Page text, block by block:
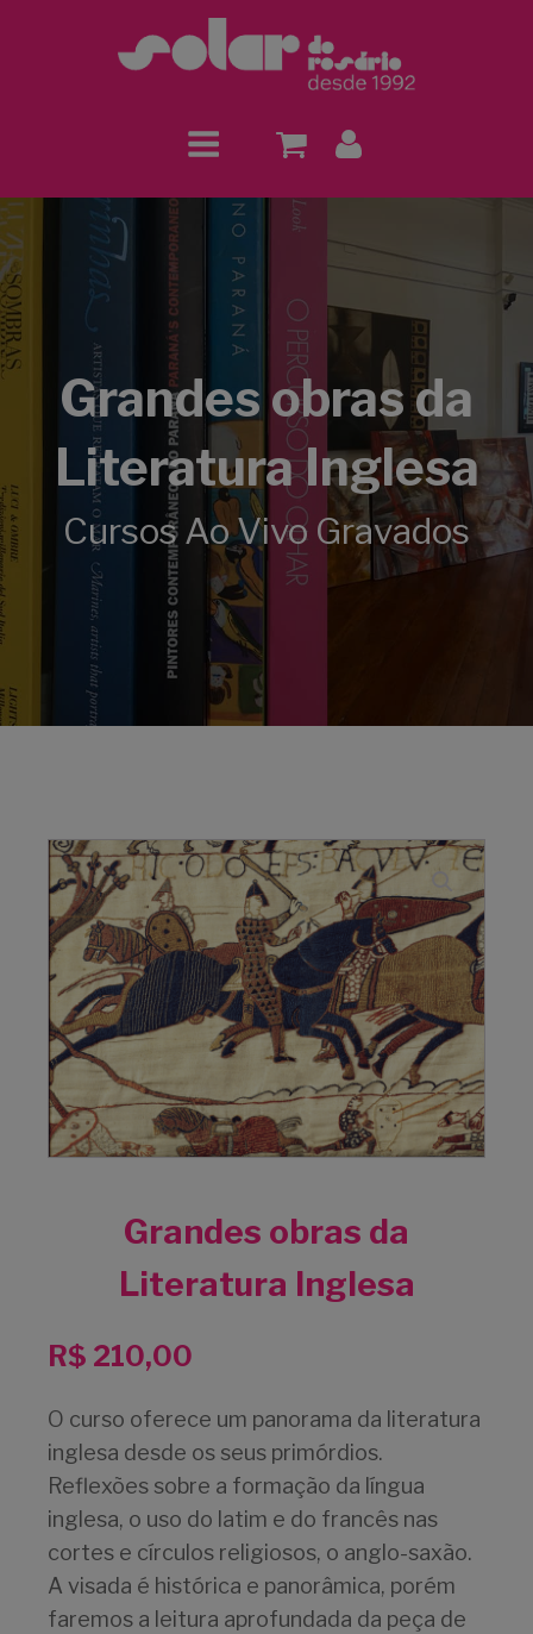
Grandes obras da
Literatura Inglesa
Cursos Ao Vivo Gravados
Grandes obras da
Literatura Inglesa
R$ 210,00
O curso oferece um panorama da literatura
inglesa desde os seus primórdios.
Reflexões sobre a formação da língua
inglesa, o uso do latim e do francês nas
cortes e círculos religiosos, o anglo-saxão.
A visada é histórica e panorâmica, porém
faremos a leitura aprofundada da peça de